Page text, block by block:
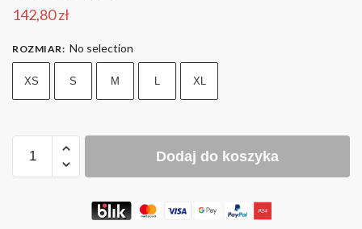
142,80zł
ROZMIAR: No selection
XS S M XL
Dodaj do koszyka